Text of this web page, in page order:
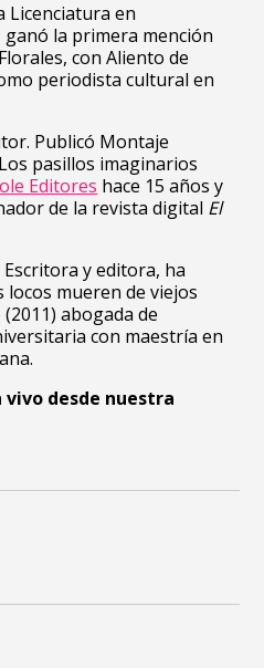
Licenciatura en
ganó la primera mención
con Aliento de
periodista cultural en
Publicó Montaje
pasillos imaginarios
Editores hace 15 años y
de la revista digital El
Escritora y editora, ha
locos mueren de viejos
abogada de
con maestría en
desde nuestra